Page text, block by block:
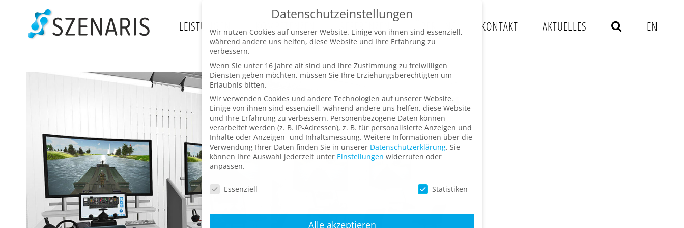
springen
LEISTUNGEN KOMPETENZEN REFERENZEN ÜBER UNS KONTAKT AKTUELLES EN
Datenschutzeinstellungen
Wir nutzen Cookies auf unserer Website. Einige von ihnen sind essenziell,
während andere uns helfen, diese Website und Ihre Erfahrung zu
verbessern.
Wenn Sie unter 16 Jahre alt sind und Ihre Zustimmung zu freiwilligen
Diensten geben möchten, müssen Sie Ihre Erziehungsberechtigten um
Erlaubnis bitten.
Wir verwenden Cookies und andere Technologien auf unserer Website.
Einige von ihnen sind essenziell, während andere uns helfen, diese Website
und Ihre Erfahrung zu verbessern. Personenbezogene Daten können
verarbeitet werden (z. B. IP-Adressen), z. B. für personalisierte Anzeigen und
Inhalte oder Anzeigen- und Inhaltsmessung. Weitere Informationen über die
Verwendung Ihrer Daten finden Sie in unserer Datenschutzerklärung. Sie
können Ihre Auswahl jederzeit unter Einstellungen widerrufen oder
anpassen.
Datenschutzeinstellungen
Essenziell Statistiken
Alle akzeptieren